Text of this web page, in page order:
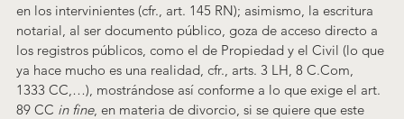
en los intervinientes (cfr., art. 145 RN); asimismo, la escritura
notarial, al ser documento público, goza de acceso directo a
los registros públicos, como el de Propiedad y el Civil (lo que
ya hace mucho es una realidad, cfr., arts. 3 LH, 8 C.Com,
1333 CC,…), mostrándose así conforme a lo que exige el art.
89 CC in fine, en materia de divorcio, si se quiere que este